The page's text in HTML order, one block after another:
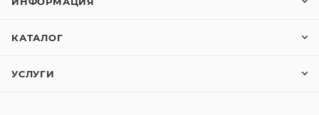
КАТАЛОГ
УСЛУГИ